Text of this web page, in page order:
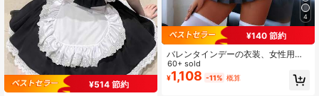
¥514 節約
4
¥140 節約
バレンタインデーの衣装、女性用セ
クシーランジェリーセット:ハイカラ
ーシアーブラウス+プリーツミニスカ
ート+リボンコスチューム
60+ sold
¥1,108 -11% 概算